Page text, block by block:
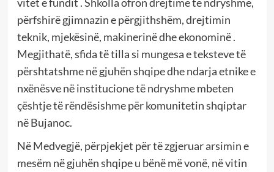
përfshirë gjimnazin e përgjithshëm, drejtimin
teknik, mjekësinë, makinerinë dhe ekonominë .
Megjithatë, sfida të tilla si mungesa e teksteve të
përshtatshme në gjuhën shqipe dhe ndarja etnike e
nxënësve në institucione të ndryshme mbeten
çështje të rëndësishme për komunitetin shqiptar
në Bujanoc.
Në Medvegjë, përpjekjet për të zgjeruar arsimin e
mesëm në gjuhën shqipe u bënë më vonë, në vitin